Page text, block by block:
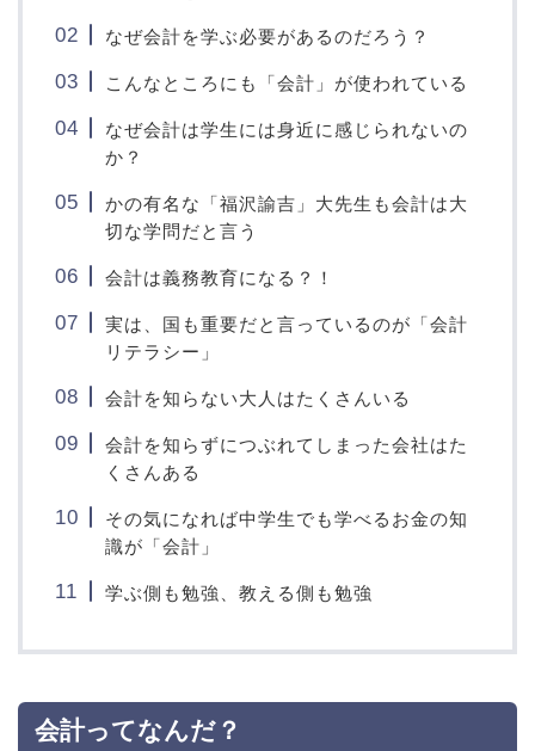
なぜ会計を学ぶ必要があるのだろう？
こんなところにも「会計」が使われている
なぜ会計は学生には身近に感じられないの
か？
かの有名な「福沢諭吉」大先生も会計は大
切な学問だと言う
会計は義務教育になる？！
実は、国も重要だと言っているのが「会計
リテラシー」
会計を知らない大人はたくさんいる
会計を知らずにつぶれてしまった会社はた
くさんある
その気になれば中学生でも学べるお金の知
識が「会計」
学ぶ側も勉強、教える側も勉強
会計ってなんだ？